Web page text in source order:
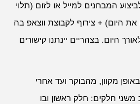
המבחנים למייל או לזום (תלוי
היום) + צירוף לקבוצת ווצאפ בה
היום. בצהריים יינתנו קישורים
מקוון, מהבוקר ועד אחרי
משני חלקים: חלק ראשון ובו